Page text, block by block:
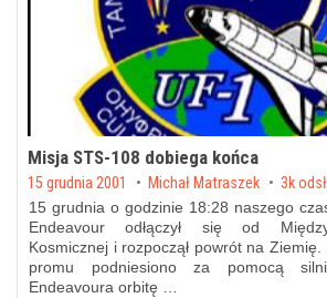
Misja STS-108 dobiega końca
Posted on
15 grudnia 2001 by Michał Matraszek 3k
15 grudnia o godzinie 18:28 naszego
Endeavour odłączył się od
Kosmicznej i rozpoczął powrót na Ziemię.
promu podniesiono za pomocą
Endeavoura orbitę …